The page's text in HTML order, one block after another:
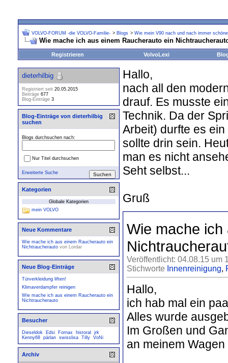
VOLVO-FORUM -die VOLVO-Familie- > Blogs > Wie mein V90 nach und nach immer
Wie mache ich aus einem Raucherauto ein
Registrieren VolvoLexi
Hallo,
nach all den
drauf. Es musste
Technik. Da der
Arbeit) durfte es
sollte drin sein.
man es nicht
Seht selbst...
Gruß
Wie mache
Veröffentlicht: 04.08.15 um
Stichworte Innenreinigung,
Hallo,
ich hab mal ein
Alles wurde
Im Großen und
an meinem
dieterhilbig
Registriert seit 20.05.2015
Beiträge 677
Blog-Einträge 3
Blog-Einträge von dieterhilbig
suchen
Blogs durchsuchen nach:
Nur Titel durchsuchen
Erweiterte Suche
Kategorien
Globale Kategorien
mein VOLVO
Neue Kommentare
Wie mache ich aus einem Raucherauto ein
Nichtraucherauto von Lordar
Neue Blog-Einträge
Türverkleidung liften!
Klimaverdampfer reinigen
Wie mache ich aus einem Raucherauto ein
Nichtraucherauto
Besucher
Dieseldok Edsi Fornax historal
jrk
Kenny68 pärlan swisslisa Tilly VoNi
Archiv